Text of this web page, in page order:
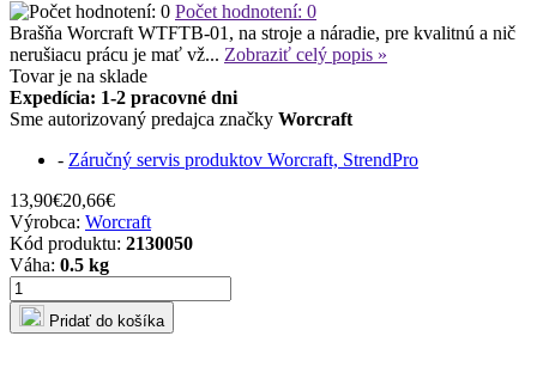
Počet hodnotení: 0
Brašňa Worcraft WTFTB-01, na stroje a náradie, pre kvalitnú a nič
nerušiacu prácu je mať vž... Zobraziť celý popis »
Tovar je na sklade
Expedícia: 1-2 pracovné dni
Sme autorizovaný predajca značky Worcraft
- Záručný servis produktov Worcraft, StrendPro
13,90€20,66€
Výrobca: Worcraft
Kód produktu: 2130050
Váha: 0.5 kg
Pridať do košíka